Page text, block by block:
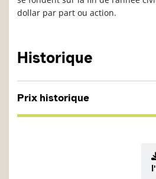
dollar par part ou action.
Historique
Prix historique